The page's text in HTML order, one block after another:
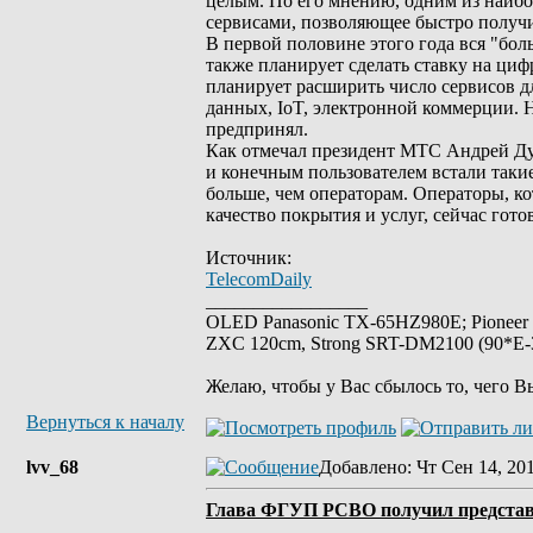
сервисами, позволяющее быстро
В первой половине этого года вся
также планирует сделать ставку на
планирует расширить число сервисов
данных, IoT, электронной коммерции.
предпринял.
Как отмечал президент МТС Андрей
и конечным пользователем встали
больше, чем операторам. Операторы,
качество покрытия и услуг, сейчас
Источник:
TelecomDaily
OLED Panasonic TX-65HZ980E;
ZXC 120cm, Strong SRT-DM2100
Желаю, чтобы у Вас сбылось то, чего
Вернуться к началу
lvv_68 Добавлено: Чт Сен 14,
Глава ФГУП РСВО получил